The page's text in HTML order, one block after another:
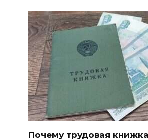
Почему трудовая